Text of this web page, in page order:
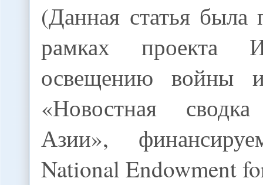
(Данная статья была
рамках проекта
освещению войны
«Новостная
Азии»,
National Endowment